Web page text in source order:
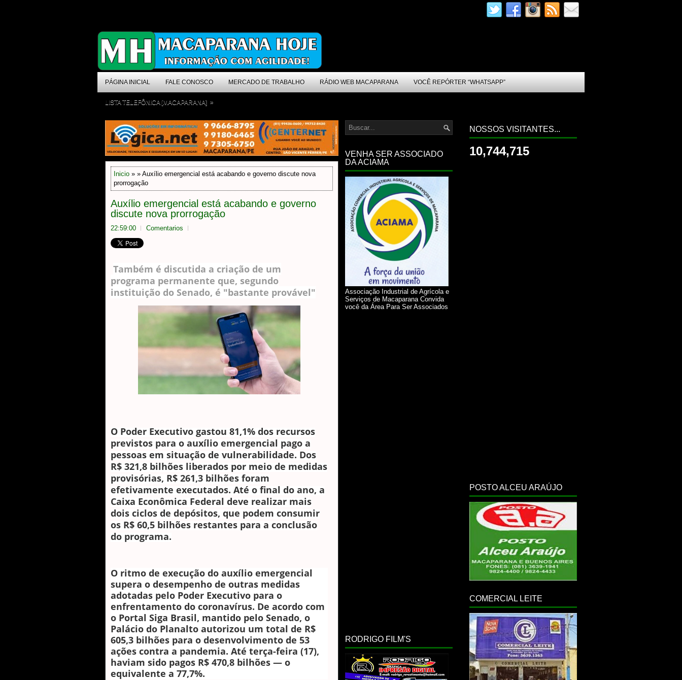
PÁGINA INICIAL FALE CONOSCO MERCADO DE TRABALHO RÁDIO WEB MACAPARANA VOCÊ REPÓRTER “WHATSAPP”
LISTA TELEFÔNICA [MACAPARANA] »
Inicio » » Auxílio emergencial está acabando e governo discute nova
prorrogação
Auxílio emergencial está acabando e governo
discute nova prorrogação
22:59:00 Comentarios
Também é discutida a criação de um
programa permanente que, segundo
instituição do Senado, é "bastante provável"
O Poder Executivo gastou 81,1% dos recursos
previstos para o auxílio emergencial pago a
pessoas em situação de vulnerabilidade. Dos
R$ 321,8 bilhões liberados por meio de medidas
provisórias, R$ 261,3 bilhões foram
efetivamente executados. Até o final do ano, a
Caixa Econômica Federal deve realizar mais
dois ciclos de depósitos, que podem consumir
os R$ 60,5 bilhões restantes para a conclusão
do programa.
O ritmo de execução do auxílio emergencial
supera o desempenho de outras medidas
adotadas pelo Poder Executivo para o
enfrentamento do coronavírus. De acordo com
o Portal Siga Brasil, mantido pelo Senado, o
Palácio do Planalto autorizou um total de R$
605,3 bilhões para o desenvolvimento de 53
ações contra a pandemia. Até terça-feira (17),
haviam sido pagos R$ 470,8 bilhões — o
equivalente a 77,7%.
VENHA SER ASSOCIADO
DA ACIAMA
Associação Industrial de Agrícola e
Serviços de Macaparana Convida
você da Área Para Ser Associados
RODRIGO FILM'S
NOSSOS VISITANTES...
10,744,715
POSTO ALCEU ARAÚJO
COMERCIAL LEITE